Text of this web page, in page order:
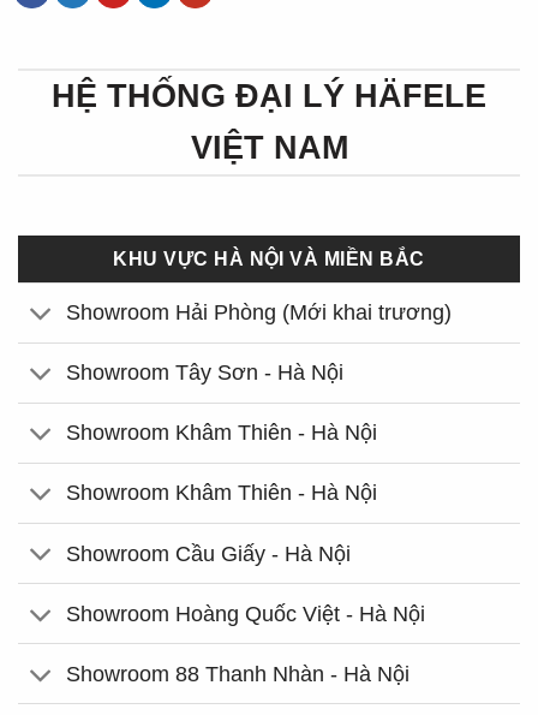
HỆ THỐNG ĐẠI LÝ HÄFELE
VIỆT NAM
KHU VỰC HÀ NỘI VÀ MIỀN BẮC
Showroom Hải Phòng (Mới khai trương)
Showroom Tây Sơn - Hà Nội
Showroom Khâm Thiên - Hà Nội
Showroom Khâm Thiên - Hà Nội
Showroom Cầu Giấy - Hà Nội
Showroom Hoàng Quốc Việt - Hà Nội
Showroom 88 Thanh Nhàn - Hà Nội